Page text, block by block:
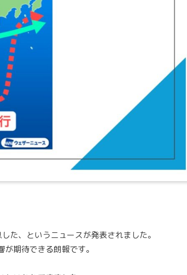
た、というニュースが発表されました。
期待できる朗報です。